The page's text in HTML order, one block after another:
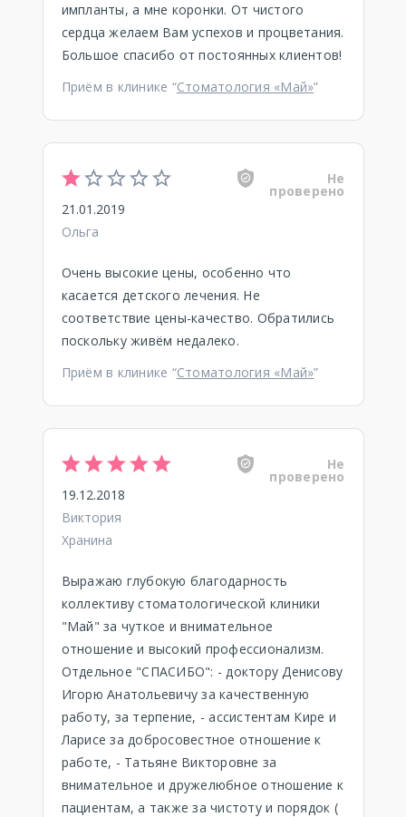
импланты, а мне коронки. От чистого
сердца желаем Вам успехов и процветания.
Большое спасибо от постоянных клиентов!
Приём в клинике “Стоматология «Май»”
Не
проверено
21.01.2019
Ольга
Очень высокие цены, особенно что
касается детского лечения. Не
соответствие цены-качество. Обратились
поскольку живём недалеко.
Приём в клинике “Стоматология «Май»”
Не
проверено
19.12.2018
Виктория
Хранина
Выражаю глубокую благодарность
коллективу стоматологической клиники
"Май" за чуткое и внимательное
отношение и высокий профессионализм.
Отдельное "СПАСИБО": - доктору Денисову
Игорю Анатольевичу за качественную
работу, за терпение, - ассистентам Кире и
Ларисе за добросовестное отношение к
работе, - Татьяне Викторовне за
внимательное и дружелюбное отношение к
пациентам, а также за чистоту и порядок (